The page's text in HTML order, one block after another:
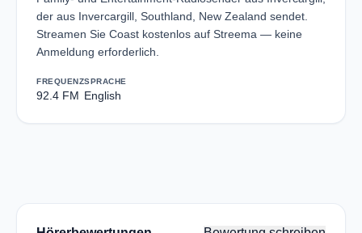
der aus Invercargill, Southland, New Zealand sendet.
Streamen Sie Coast kostenlos auf Streema — keine
Anmeldung erforderlich.
FREQUENZ
92.4 FM
SPRACHE
English